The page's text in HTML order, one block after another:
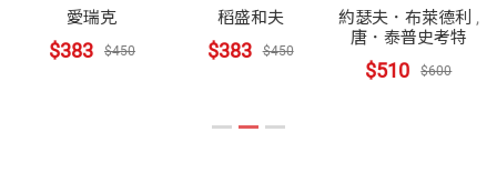
（New York Observer）的特約編輯，也可以在他的
個人網站RyanHoliday.net和電子雜誌 《Thought Cat
愛瑞克
$383 $450
稻盛和夫
$383 $450
約瑟夫．布萊德利 ,
唐．泰普史考特
$510 $600